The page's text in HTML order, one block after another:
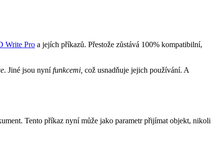
Write Pro a jejích příkazů. Přestože zůstává 100% kompatibilní,
. Jiné jsou nynífunkcemi, což usnadňuje jejich používání. A
Tento příkaz nyní může jako parametr přijímat objekt, nikoli